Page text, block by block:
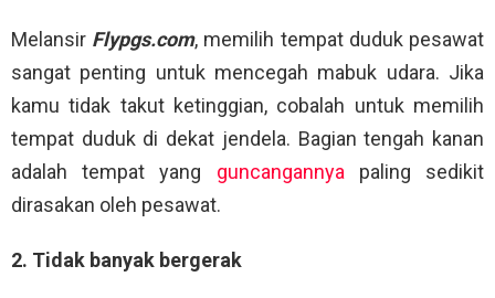
Melansir Flypgs.com, memilih tempat duduk pesawat
sangat penting untuk mencegah mabuk udara. Jika
kamu tidak takut ketinggian, cobalah untuk memilih
tempat duduk di dekat jendela. Bagian tengah kanan
adalah tempat yang guncangannyapaling sedikit
dirasakan oleh pesawat.
2. Tidak banyak bergerak